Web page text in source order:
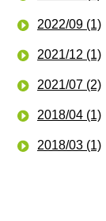
2022/09 (1)
2021/12 (1)
2021/07 (2)
2018/04 (1)
2018/03 (1)